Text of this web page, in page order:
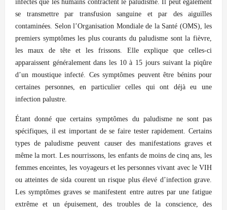
infectés que les humains contractent le paludisme. Il peut également
se transmettre par transfusion sanguine et par des aiguilles
contaminées. Selon l’Organisation Mondiale de la Santé (OMS), les
premiers symptômes les plus courants du paludisme sont la fièvre,
les maux de tête et les frissons. Elle explique que celles-ci
apparaissent généralement dans les 10 à 15 jours suivant la piqûre
d’un moustique infecté. Ces symptômes peuvent être bénins pour
certaines personnes, en particulier celles qui ont déjà eu une
infection palustre.
Étant donné que certains symptômes du paludisme ne sont pas
spécifiques, il est important de se faire tester rapidement. Certains
types de paludisme peuvent causer des manifestations graves et
même la mort. Les nourrissons, les enfants de moins de cinq ans, les
femmes enceintes, les voyageurs et les personnes vivant avec le VIH
ou atteintes de sida courent un risque plus élevé d’infection grave.
Les symptômes graves se manifestent entre autres par une fatigue
extrême et un épuisement, des troubles de la conscience, des